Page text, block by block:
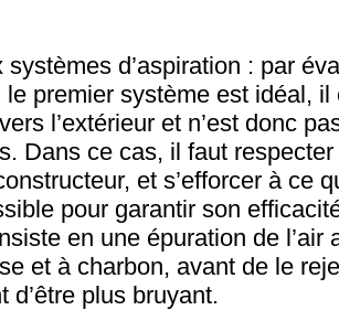
systèmes d’aspiration : par
premier système est idéal,
l’extérieur et n’est donc
Dans ce cas, il faut
et s’efforcer à ce
pour garantir son
en une épuration de l’air
et à charbon, avant de le
d’être plus bruyant.